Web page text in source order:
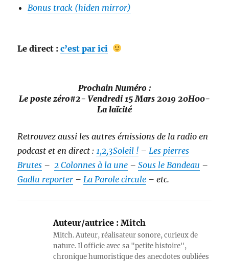
Bonus track (hiden mirror)
Le direct :c’est par ici
Prochain Numéro :
Le poste zéro#2- Vendredi 15 Mars 2019 20H00-
La laïcité
Retrouvez aussi les autres émissions de la radio en
podcast et en direct : 1,2,3Soleil ! – Les pierres
Brutes – 2 Colonnes à la une –Sous le Bandeau –
Gadlu reporter – La Parole circule – etc.
Auteur/autrice : Mitch
Mitch. Auteur, réalisateur sonore, curieux de
nature. Il officie avec sa "petite histoire",
chronique humoristique des anecdotes oubliées